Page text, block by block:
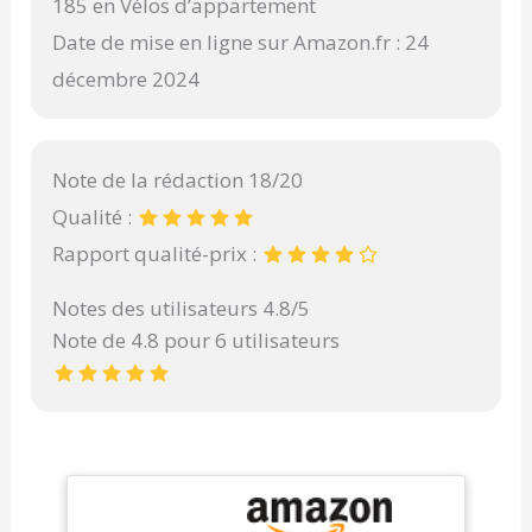
Date de mise en ligne sur Amazon.fr : 24
décembre 2024
Note de la rédaction 18/20
Qualité :
Rapport qualité-prix :
Notes des utilisateurs 4.8/5
Note de 4.8 pour 6 utilisateurs